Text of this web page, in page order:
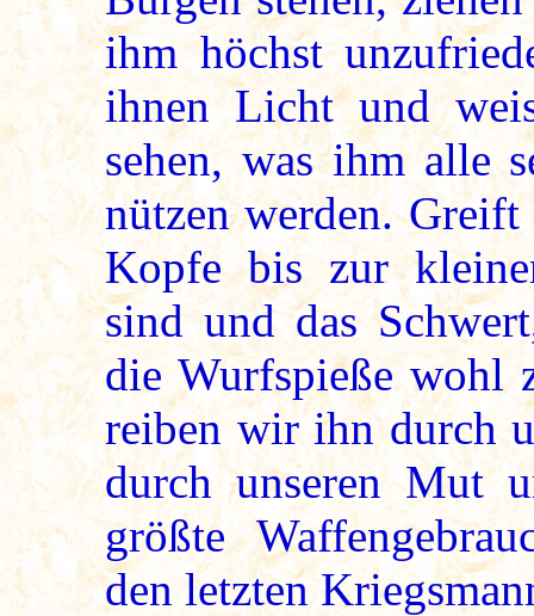
ihm höchst
ihnen Licht und
sehen, was ihm alle
nützen werden.
Kopfe bis zur
sind und das
die Wurfspieße wohl
reiben wir ihn durch
durch unseren Mut
größte
den letzten